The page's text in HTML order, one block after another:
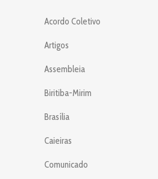
Acordo Coletivo
Artigos
Assembleia
Biritiba-Mirim
Brasília
Caieiras
Comunicado